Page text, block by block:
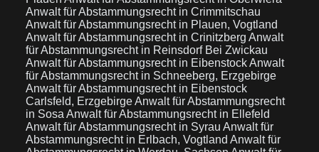
Anwalt für Abstammungsrecht in Crimmitschau
Anwalt für Abstammungsrecht in Plauen, Vogtland
Anwalt für Abstammungsrecht in Crinitzberg Anwalt
für Abstammungsrecht in Reinsdorf Bei Zwickau
Anwalt für Abstammungsrecht in EibenstockAnwalt
für Abstammungsrecht in Schneeberg, Erzgebirge
Anwalt für Abstammungsrecht in Eibenstock
Carlsfeld, ErzgebirgeAnwalt für Abstammungsrecht
in Sosa Anwalt für Abstammungsrecht in Ellefeld
Anwalt für Abstammungsrecht in Syrau Anwalt für
Abstammungsrecht in Erlbach, Vogtland Anwalt für